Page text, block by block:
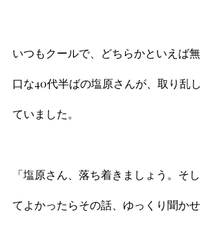
いつもクールで、どちらかといえば無
口な40代半ばの塩原さんが、取り乱し
ていました。
「塩原さん、落ち着きましょう。そし
てよかったらその話、ゆっくり聞かせ